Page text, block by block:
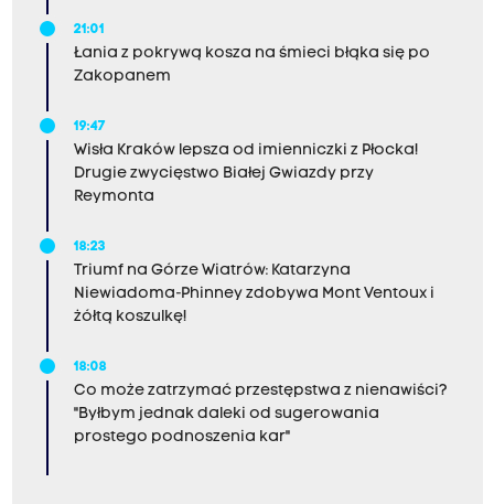
21:01
Łania z pokrywą kosza na śmieci błąka się po
Zakopanem
19:47
Wisła Kraków lepsza od imienniczki z Płocka!
Drugie zwycięstwo Białej Gwiazdy przy
Reymonta
18:23
Triumf na Górze Wiatrów: Katarzyna
Niewiadoma-Phinney zdobywa Mont Ventoux i
żółtą koszulkę!
18:08
Co może zatrzymać przestępstwa z nienawiści?
"Byłbym jednak daleki od sugerowania
prostego podnoszenia kar"